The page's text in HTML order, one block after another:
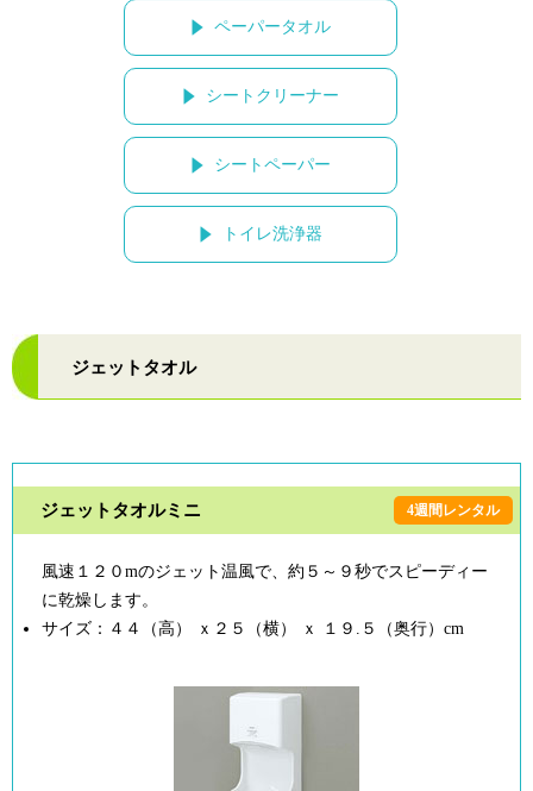
ペーパータオル
シートクリーナー
シートペーパー
トイレ洗浄器
ジェットタオル
ジェットタオルミニ 4週間レンタル
風速１２０mのジェット温風で、約５～９秒でスピーディー
に乾燥します。
サイズ：４４（高） ｘ２５（横） ｘ １９.５（奥行）cm